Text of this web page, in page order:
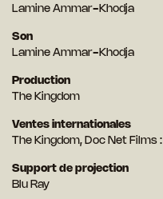
Lamine Ammar-Khodja
Son
Lamine Ammar-Khodja
Production
The Kingdom
Ventes internationales
The Kingdom, Doc Net Films :
Support de projection
Blu Ray